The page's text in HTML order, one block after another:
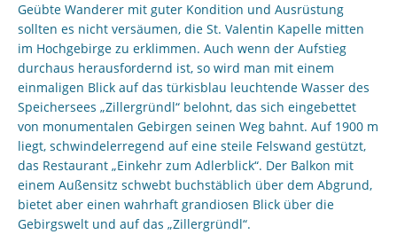
Geübte Wanderer mit guter Kondition und Ausrüstung
sollten es nicht versäumen, die St. Valentin Kapelle mitten
im Hochgebirge zu erklimmen. Auch wenn der Aufstieg
durchaus herausfordernd ist, so wird man mit einem
einmaligen Blick auf das türkisblau leuchtende Wasser des
Speichersees „Zillergründl“ belohnt, das sich eingebettet
von monumentalen Gebirgen seinen Weg bahnt. Auf 1900 m
liegt, schwindelerregend auf eine steile Felswand gestützt,
das Restaurant „Einkehr zum Adlerblick“. Der Balkon mit
einem Außensitz schwebt buchstäblich über dem Abgrund,
bietet aber einen wahrhaft grandiosen Blick über die
Gebirgswelt und auf das „Zillergründl“.